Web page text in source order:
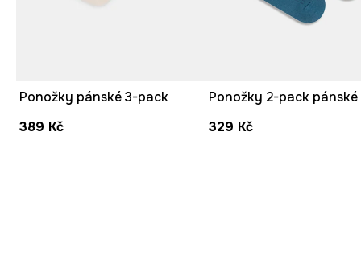
Ponožky pánské 3-pack
389 Kč
329 Kč